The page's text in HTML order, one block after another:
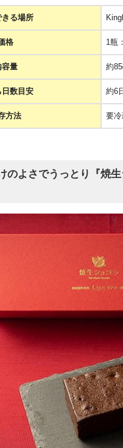
る場所
格 1瓶
容量 約
日数目安 約6
方法 要
のよさでうっとり『焼